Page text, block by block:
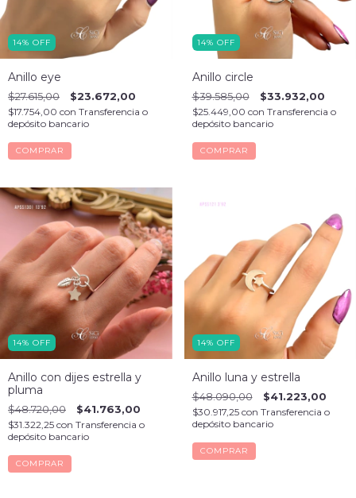
14% OFF
Anillo eye
$27.615,00 $23.672,00
$17.754,00 con Transferencia o
depósito bancario
COMPRAR
14% OFF
Anillo circle
$39.585,00 $33.932,00
$25.449,00 con Transferencia o
depósito bancario
COMPRAR
14% OFF
Anillo con dijes estrella y
pluma
$48.720,00 $41.763,00
$31.322,25 con Transferencia o
depósito bancario
COMPRAR
14% OFF
Anillo luna y estrella
$48.090,00 $41.223,00
$30.917,25 con Transferencia o
depósito bancario
COMPRAR